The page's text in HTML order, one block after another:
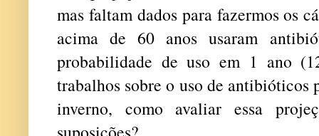
mas faltam dados para fazermos os
acima de 60 anos usaram
probabilidade de uso em 1 ano
trabalhos sobre o uso de antibióticos
inverno, como avaliar essa